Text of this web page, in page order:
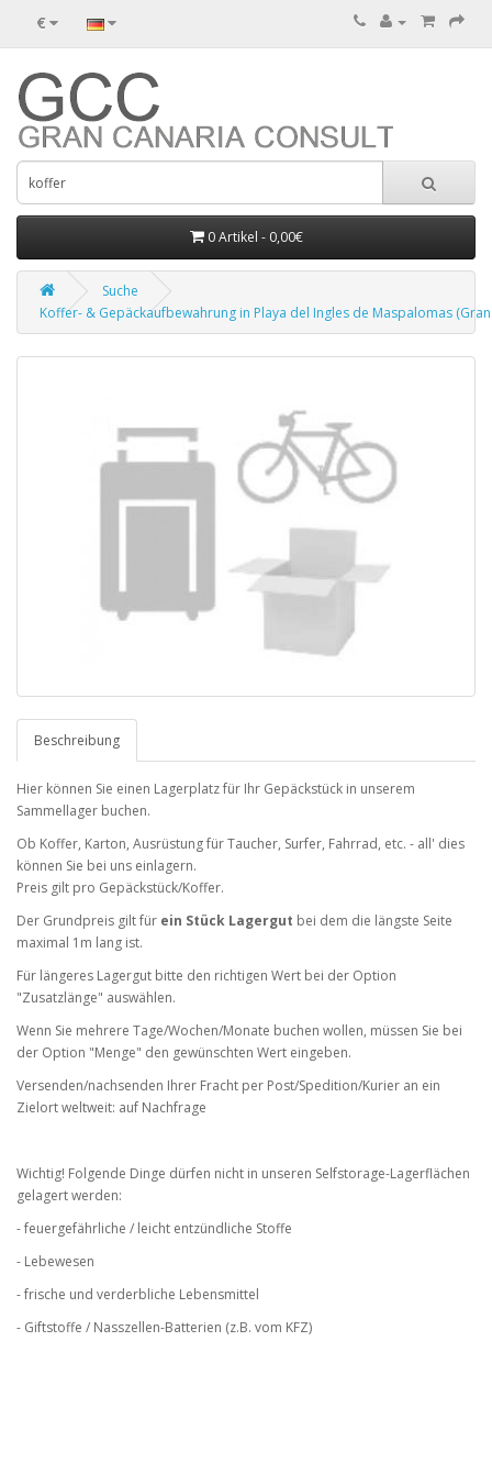
€
0 Artikel - 0,00€
Suche
Koffer- & Gepäckaufbewahrung in Playa del Ingles de Maspalomas
Beschreibung
Hier können Sie einen Lagerplatz für Ihr Gepäckstück in unserem
Sammellager buchen.
Ob Koffer, Karton, Ausrüstung für Taucher, Surfer, Fahrrad, etc. - all' dies
können Sie bei uns einlagern.
Preis gilt pro Gepäckstück/Koffer.
Der Grundpreis gilt für ein Stück Lagergut bei dem die längste Seite
maximal 1m lang ist.
Für längeres Lagergut bitte den richtigen Wert bei der Option
"Zusatzlänge" auswählen.
Wenn Sie mehrere Tage/Wochen/Monate buchen wollen, müssen Sie bei
der Option "Menge" den gewünschten Wert eingeben.
Versenden/nachsenden Ihrer Fracht per Post/Spedition/Kurier an ein
Zielort weltweit: auf Nachfrage
Wichtig! Folgende Dinge dürfen nicht in unseren Selfstorage-Lagerflächen
gelagert werden:
- feuergefährliche / leicht entzündliche Stoffe
- Lebewesen
- frische und verderbliche Lebensmittel
- Giftstoffe / Nasszellen-Batterien (z.B. vom KFZ)